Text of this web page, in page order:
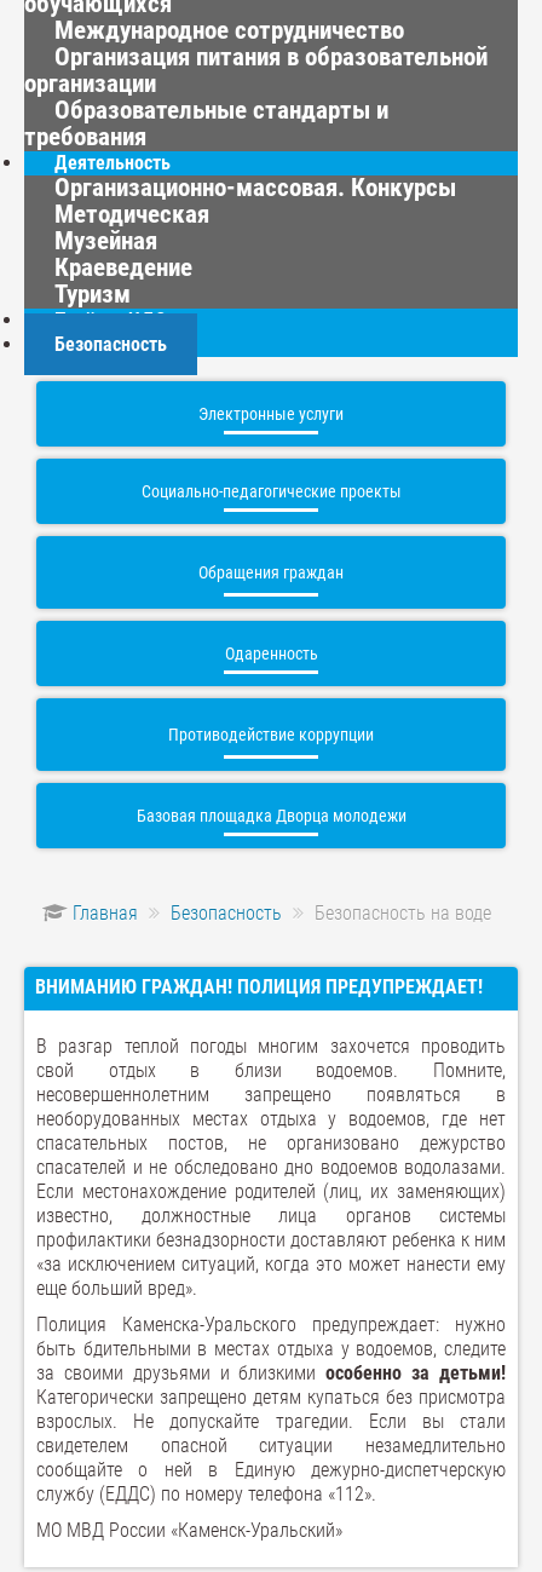
Международное сотрудничество
Организация питания в образовательной
организации
Образовательные стандарты и
требования
Деятельность
Организационно-массовая. Конкурсы
Методическая
Музейная
Краеведение
Туризм
Приём в ЦДО
Безопасность
Электронные услуги
Социально-педагогические проекты
Обращения граждан
Одаренность
Противодействие коррупции
Базовая площадка Дворца молодежи
Главная Безопасность Безопасность на воде
ВНИМАНИЮ ГРАЖДАН! ПОЛИЦИЯ ПРЕДУПРЕЖДАЕТ!
В разгар теплой погоды многим захочется проводить
свой отдых в близи водоемов. Помните,
несовершеннолетним запрещено появляться в
необорудованных местах отдыха у водоемов, где нет
спасательных постов, не организовано дежурство
спасателей и не обследовано дно водоемов водолазами.
Если местонахождение родителей (лиц, их заменяющих)
известно, должностные лица органов системы
профилактики безнадзорности доставляют ребенка к ним
«за исключением ситуаций, когда это может нанести ему
еще больший вред».
Полиция Каменска-Уральского предупреждает: нужно
быть бдительными в местах отдыха у водоемов, следите
за своими друзьями и близкимиособенно за детьми!
Категорически запрещено детям купаться без присмотра
взрослых. Не допускайте трагедии. Если вы стали
свидетелем опасной ситуации незамедлительно
сообщайте о ней в Единую дежурно-диспетчерскую
службу (ЕДДС) по номеру телефона «112».
МО МВД России «Каменск-Уральский»